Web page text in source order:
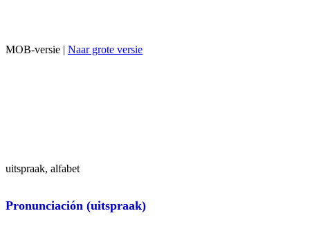
MOB-versie | Naar grote versie
uitspraak, alfabet
Pronunciación (uitspraak)